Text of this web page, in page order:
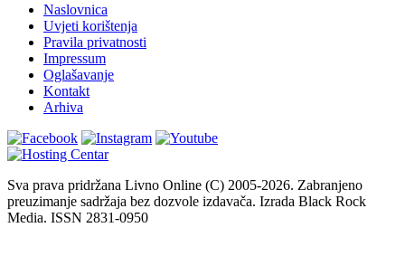
Naslovnica
Uvjeti korištenja
Pravila privatnosti
Impressum
Oglašavanje
Kontakt
Arhiva
Sva prava pridržana Livno Online (C) 2005-2026. Zabranjeno
preuzimanje sadržaja bez dozvole izdavača. Izrada Black Rock
Media. ISSN 2831-0950